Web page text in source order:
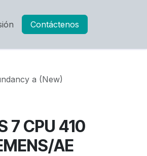
Contáctenos
a (New)
7 CPU 410
AE